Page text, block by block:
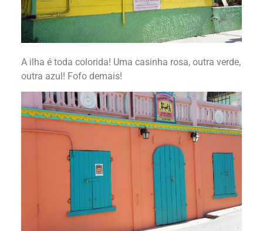
A ilha é toda colorida! Uma casinha rosa, outra verde,
outra azul! Fofo demais!